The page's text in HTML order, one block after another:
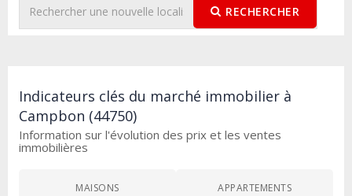
RECHERCHER
Indicateurs clés du marché immobilier à
Campbon (44750)
Information sur l'évolution des prix et les ventes
immobilières
MAISONS APPARTEMENTS